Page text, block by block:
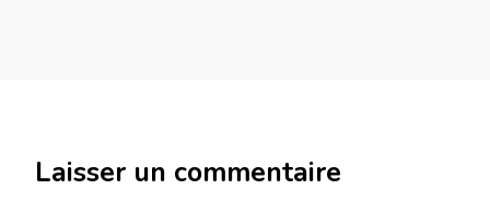
Laisser un commentaire